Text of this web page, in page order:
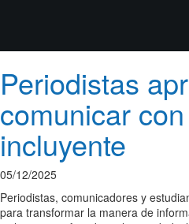
Periodistas
comunicar
incluyente
05/12/2025
Periodistas, comunicadores y
para transformar la manera de